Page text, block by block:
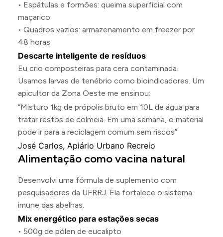
• Espátulas e formões: queima superficial com
maçarico
• Quadros vazios: armazenamento em freezer por
48 horas
Descarte inteligente de resíduos
Eu crio composteiras para cera contaminada.
Usamos larvas de tenébrio como bioindicadores. Um
apicultor da Zona Oeste me ensinou:
“Misturo 1kg de própolis bruto em 10L de água para
tratar restos de colmeia. Em uma semana, o material
pode ir para a reciclagem comum sem riscos”
José Carlos, Apiário Urbano Recreio
Alimentação como vacina natural
Desenvolvi uma fórmula de suplemento com
pesquisadores da UFRRJ. Ela fortalece o sistema
imune das abelhas.
Mix energético para estações secas
• 500g de pólen de eucalipto